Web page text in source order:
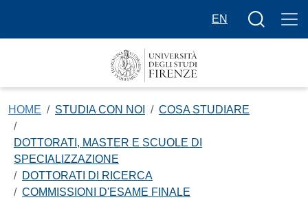
EN
Bottone
HOME STUDIA CON NOI COSA STUDIARE
DOTTORATI, MASTER E SCUOLE DI
SPECIALIZZAZIONE
DOTTORATI DI RICERCA
COMMISSIONI D'ESAME FINALE